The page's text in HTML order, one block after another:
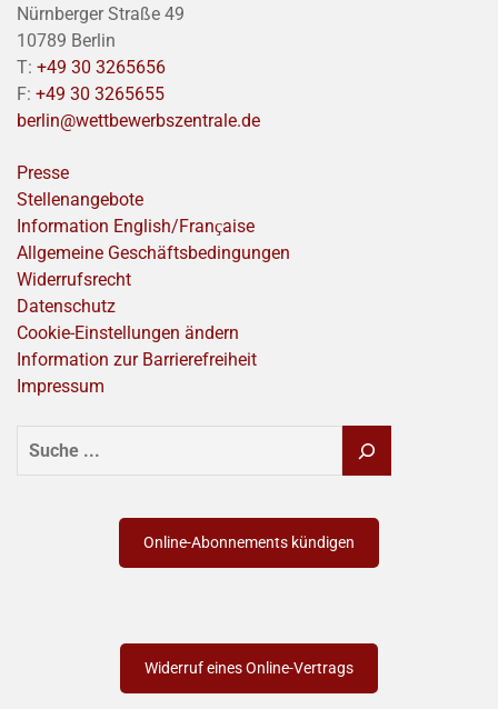
Nürnberger Straße 49
10789 Berlin
T: +49 30 3265656
F: +49 30 3265655
berlin@wettbewerbszentrale.de
Presse
Stellenangebote
Information English/Franҫaise
Allgemeine Geschäftsbedingungen
Widerrufsrecht
Datenschutz
Cookie-Einstellungen ändern
Information zur Barrierefreiheit
Impressum
SUCHEN
Online-Abonnements kündigen
Widerruf eines Online-Vertrags